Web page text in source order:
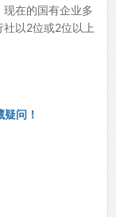
在的国有企业多
以2位或2位以上
问！